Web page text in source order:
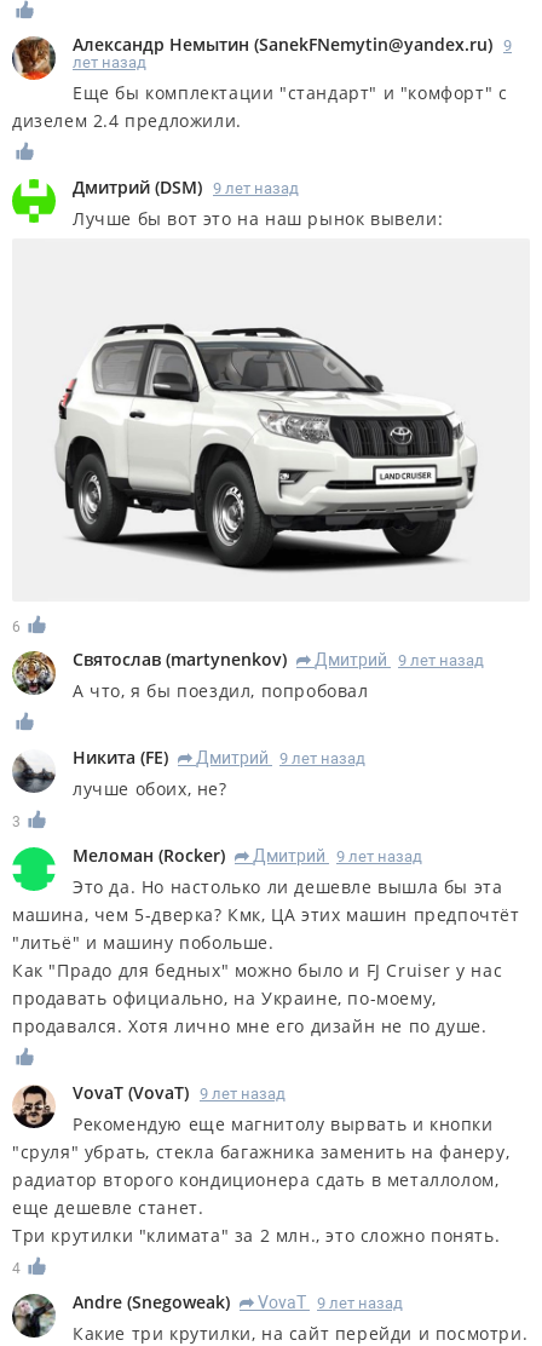
Александр Немытин (SanekFNemytin@yandex.ru) 9
лет назад
Еще бы комплектации "стандарт" и "комфорт" с
дизелем 2.4 предложили.
Дмитрий (DSM) 9 лет назад
Лучше бы вот это на наш рынок вывели:
6
Святослав (martynenkov) R Дмитрий 9 лет назад
А что, я бы поездил, попробовал
Никита (FE) R Дмитрий 9 лет назад
лучше обоих, не?
3
Меломан (Rocker) R Дмитрий 9 лет назад
Это да. Но настолько ли дешевле вышла бы эта
машина, чем 5-дверка? Кмк, ЦА этих машин предпочтёт
"литьё" и машину побольше.
Как "Прадо для бедных" можно было и FJ Cruiser у нас
продавать официально, на Украине, по-моему,
продавался. Хотя лично мне его дизайн не по душе.
VovaT (VovaT) 9 лет назад
Рекомендую еще магнитолу вырвать и кнопки
"сруля" убрать, стекла багажника заменить на фанеру,
радиатор второго кондиционера сдать в металлолом,
еще дешевле станет.
Три крутилки "климата" за 2 млн., это сложно понять.
4
Andre (Snegoweak) R VovaT 9 лет назад
Какие три крутилки, на сайт перейди и посмотри.